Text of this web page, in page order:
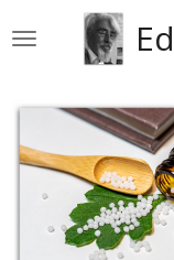
direct
de
hoofdinhoud